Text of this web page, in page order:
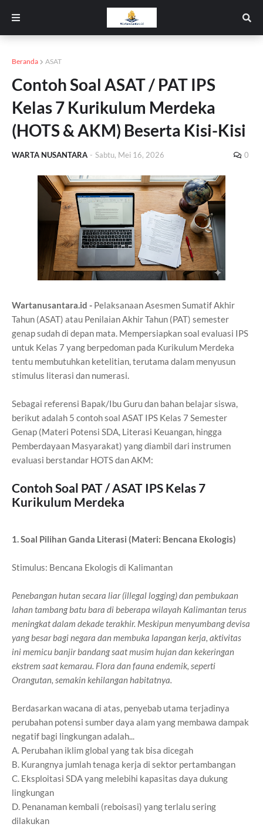
Beranda ASAT
Contoh Soal ASAT / PAT IPS
Kelas 7 Kurikulum Merdeka
(HOTS & AKM) Beserta Kisi-Kisi
WARTA NUSANTARA - Sabtu, Mei 16, 2026 0
Wartanusantara.id - Pelaksanaan Asesmen Sumatif Akhir
Tahun (ASAT) atau Penilaian Akhir Tahun (PAT) semester
genap sudah di depan mata. Mempersiapkan soal evaluasi IPS
untuk Kelas 7 yang berpedoman pada Kurikulum Merdeka
tentu membutuhkan ketelitian, terutama dalam menyusun
stimulus literasi dan numerasi.
Sebagai referensi Bapak/Ibu Guru dan bahan belajar siswa,
berikut adalah 5 contoh soal ASAT IPS Kelas 7 Semester
Genap (Materi Potensi SDA, Literasi Keuangan, hingga
Pemberdayaan Masyarakat) yang diambil dari instrumen
evaluasi berstandar HOTS dan AKM:
Contoh Soal PAT / ASAT IPS Kelas 7
Kurikulum Merdeka
1. Soal Pilihan Ganda Literasi (Materi: Bencana Ekologis)
Stimulus: Bencana Ekologis di Kalimantan
Penebangan hutan secara liar (illegal logging) dan pembukaan
lahan tambang batu bara di beberapa wilayah Kalimantan terus
meningkat dalam dekade terakhir. Meskipun menyumbang devisa
yang besar bagi negara dan membuka lapangan kerja, aktivitas
ini memicu banjir bandang saat musim hujan dan kekeringan
ekstrem saat kemarau. Flora dan fauna endemik, seperti
Orangutan, semakin kehilangan habitatnya.
Berdasarkan wacana di atas, penyebab utama terjadinya
perubahan potensi sumber daya alam yang membawa dampak
negatif bagi lingkungan adalah...
A. Perubahan iklim global yang tak bisa dicegah
B. Kurangnya jumlah tenaga kerja di sektor pertambangan
C. Eksploitasi SDA yang melebihi kapasitas daya dukung
lingkungan
D. Penanaman kembali (reboisasi) yang terlalu sering
dilakukan